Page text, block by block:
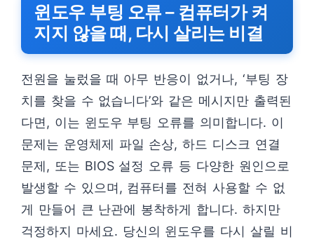
윈도우 부팅 오류 – 컴퓨터가 켜
지지 않을 때, 다시 살리는 비결
전원을 눌렀을 때 아무 반응이 없거나, ‘부팅 장
치를 찾을 수 없습니다’와 같은 메시지만 출력된
다면, 이는 윈도우 부팅 오류를 의미합니다. 이
문제는 운영체제 파일 손상, 하드 디스크 연결
문제, 또는 BIOS 설정 오류 등 다양한 원인으로
발생할 수 있으며, 컴퓨터를 전혀 사용할 수 없
게 만들어 큰 난관에 봉착하게 합니다. 하지만
걱정하지 마세요. 당신의 윈도우를 다시 살릴 비